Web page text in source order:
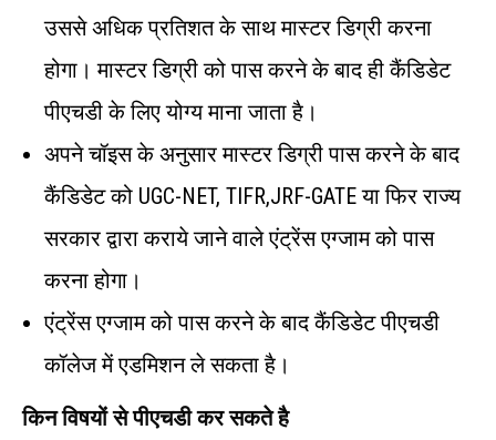
उससे अधिक प्रतिशत के साथ मास्टर डिग्री करना
होगा। मास्टर डिग्री को पास करने के बाद ही कैंडिडेट
पीएचडी के लिए योग्य माना जाता है।
अपने चॉइस के अनुसार मास्टर डिग्री पास करने के बाद
कैंडिडेट को UGC-NET, TIFR,JRF-GATE या फिर राज्य
सरकार द्वारा कराये जाने वाले एंट्रेंस एग्जाम को पास
करना होगा।
एंट्रेंस एग्जाम को पास करने के बाद कैंडिडेट पीएचडी
कॉलेज में एडमिशन ले सकता है।
किन विषयों से पीएचडी कर सकते है